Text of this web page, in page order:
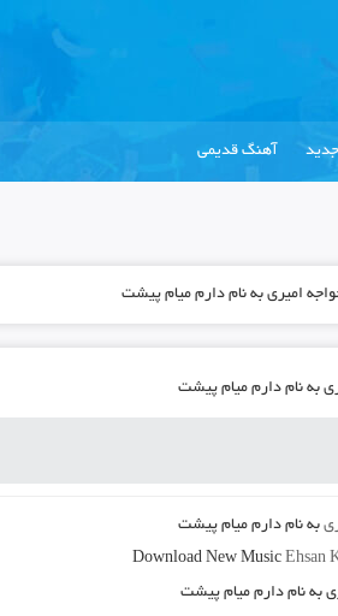
آهنگ قدیمی
امیری به نام دارم میام پیشت
به نام دارم میام پیشت
به نامدارم میام پیشت
Download New MusicEhsan
به نام دارم میام پیشت